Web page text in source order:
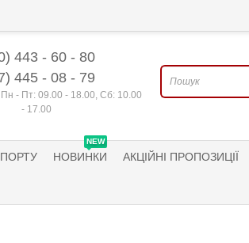
443 - 60 - 80
445 - 08 - 79
Пн - Пт: 09.00 - 18.00, Сб: 10.00
- 17.00
NEW
НОВИНКИ АКЦІЙНІ ПРОПОЗИЦІЇ